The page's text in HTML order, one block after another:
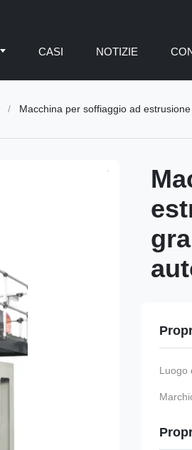
CASI NOTIZIE
/ Macchina per soffiaggio ad
Luogo